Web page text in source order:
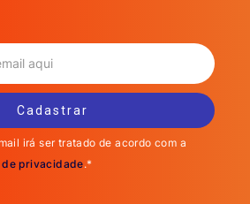
irá ser tratado de acordo com a
privacidade.*